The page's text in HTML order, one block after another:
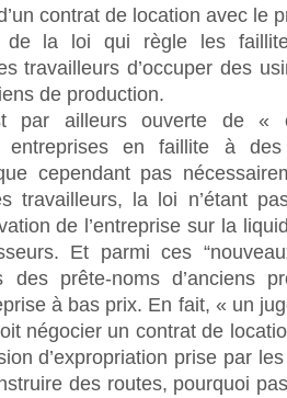
contrat de location avec le
de la loi qui règle les
travailleurs d’occuper des
de production.
par ailleurs ouverte de «
entreprises en faillite à
cependant pas
travailleurs, la loi n’étant
de l’entreprise sur la
Et parmi ces
des prête-noms d’anciens
à bas prix. En fait, « un
négocier un contrat de
d’expropriation prise par les
des routes, pourquoi